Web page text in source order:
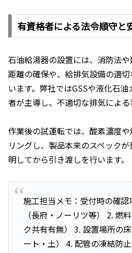
有資格者による法令順守と
石油給湯器の設置には、消防法
距離の確保や、給排気設備の適
います。弊社ではGSSや液化石
者が主導し、不適切な排気による
作業後の試運転では、酸素濃度
リングし、製品本来のスペック
明してから引き渡しを行います。
施工担当メモ：受付時の確認
（長府・ノーリツ等） 2. 燃
ク共有有無） 3. 設置場所の
ート・土） 4. 配管の凍結防止